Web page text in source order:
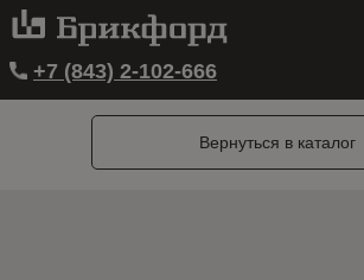
+7 (843) 2-102-666
Вернуться в каталог